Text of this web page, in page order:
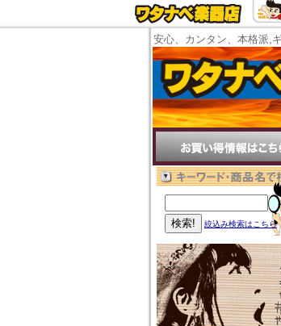
安心、カンタン、本格派,
絞込み検索はこちら